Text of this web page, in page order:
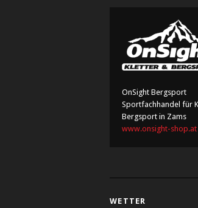
OnSight Bergsport
Sportfachhandel für
Bergsport in Zams
www.onsight-shop.at
WETTER